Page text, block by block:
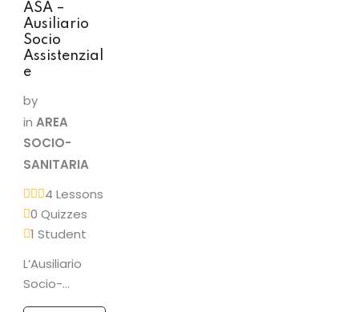
ASA –
Ausiliario
Socio
Assistenzial
e
by
in AREA
SOCIO-
SANITARIA
4 Lessons
0 Quizzes
1 Student
L’Ausiliario
Socio-
Assistenziale